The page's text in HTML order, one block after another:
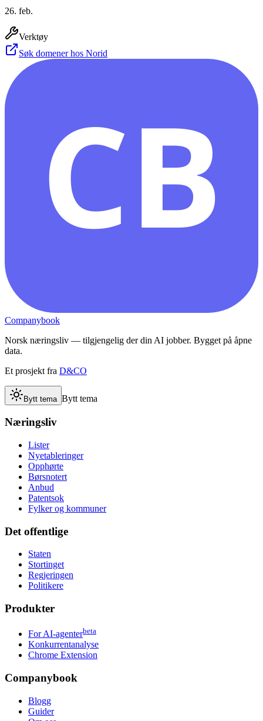
26. feb.
Verktøy
Søk domener hos Norid
CB
Companybook
Norsk næringsliv — tilgjengelig der din AI jobber. Bygget på åpne
data.
Et prosjekt fra D&CO
Bytt tema Bytt tema
Næringsliv
Lister
Nyetableringer
Opphørte
Børsnotert
Anbud
Patentsok
Fylker og kommuner
Det offentlige
Staten
Stortinget
Regjeringen
Politikere
Produkter
For AI-agenterbeta
Konkurrentanalyse
Chrome Extension
Companybook
Blogg
Guider